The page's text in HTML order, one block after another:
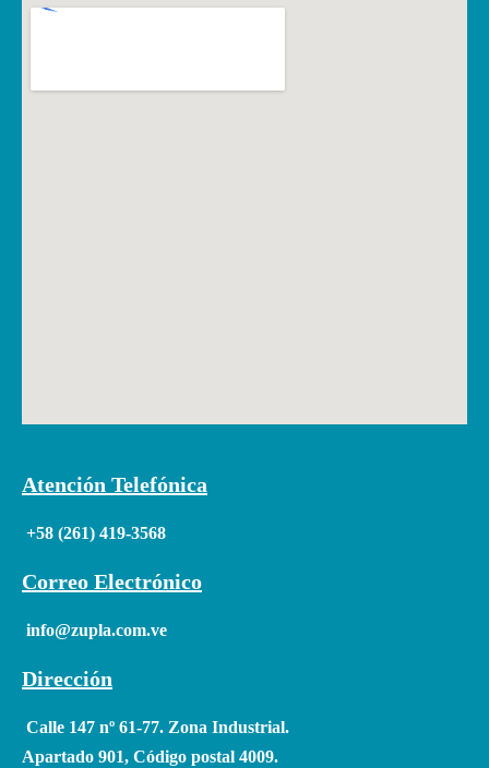
Atención Telefónica
+58 (261) 419-3568
Correo Electrónico
info@zupla.com.ve
Dirección
Calle 147 nº 61-77. Zona Industrial.
Apartado 901, Código postal 4009.